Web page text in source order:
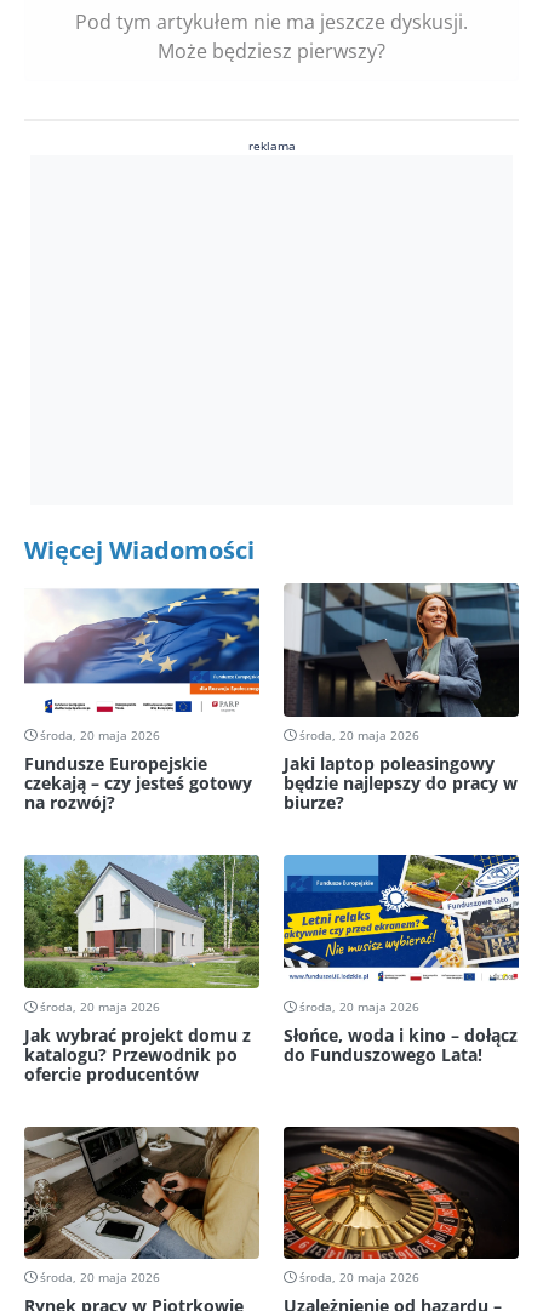
Pod tym artykułem nie ma jeszcze dyskusji.
Może będziesz pierwszy?
reklama
Więcej Wiadomości
środa, 20 maja 2026
Fundusze Europejskie
czekają – czy jesteś gotowy
na rozwój?
środa, 20 maja 2026
Jaki laptop poleasingowy
będzie najlepszy do pracy w
biurze?
środa, 20 maja 2026
Jak wybrać projekt domu z
katalogu? Przewodnik po
ofercie producentów
środa, 20 maja 2026
Słońce, woda i kino – dołącz
do Funduszowego Lata!
środa, 20 maja 2026
Rynek pracy w Piotrkowie
środa, 20 maja 2026
Uzależnienie od hazardu –